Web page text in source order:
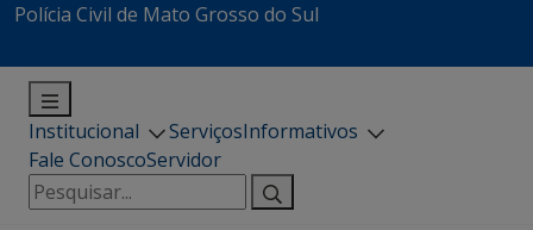
Polícia Civil de Mato Grosso do Sul
Institucional ServiçosInformativos
Fale ConoscoServidor
Pesquisar
por: